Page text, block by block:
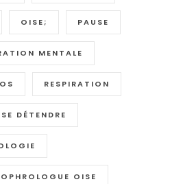
OISE; PAUSE
MENTALE
RESPIRATION
SE DÉTENDRE
OISE